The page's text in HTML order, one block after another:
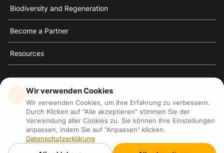
Biodiversity and Regeneration
Become a Partner
Resources
3Bee ist die Referenz für Nachhaltigkeit, Bienenschutz
und Biodiversität
3Bee S.R.L Via Pastrengo 14, 20159, Milano (MI)
P.IVA: IT09711590969
Wir verwenden Cookies
Wir verwenden Cookies, um Ihre Erfahrung zu verbessern.
Durch Klicken auf "Alle akzeptieren" stimmen Sie der
Verwendung aller Cookies zu. Sie können Ihre Einstellungen
anpassen, indem Sie auf "Anpassen" klicken.
Datenschutzerklärung